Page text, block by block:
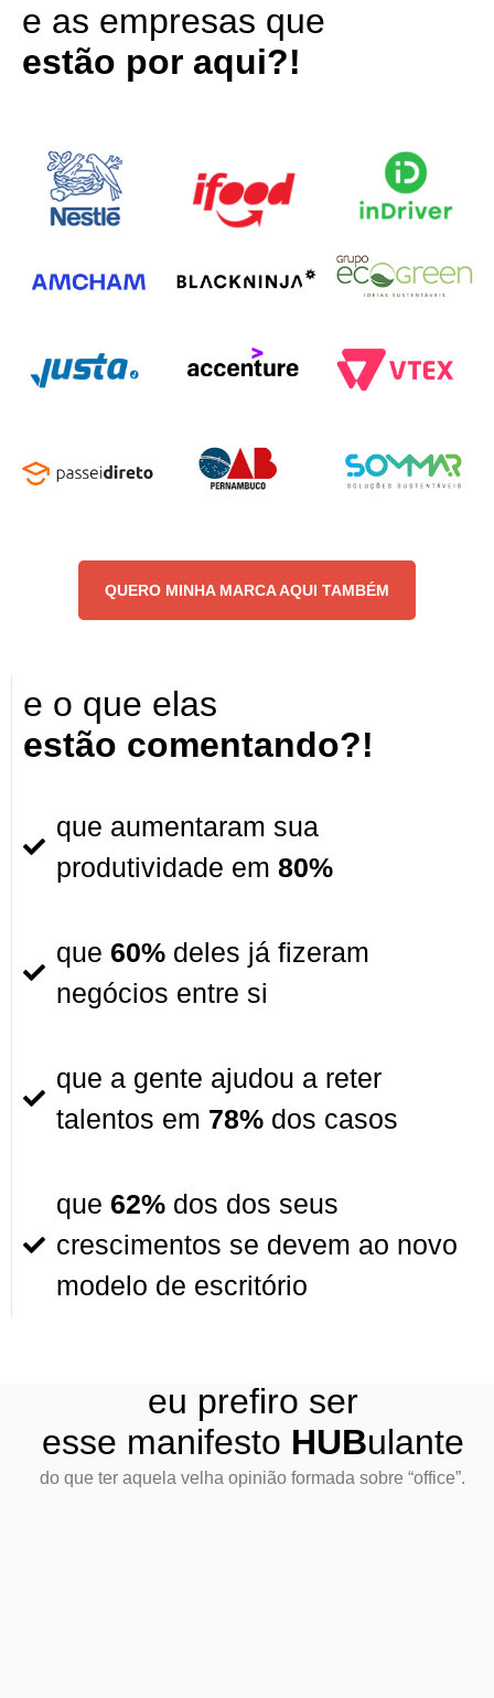
e as empresas que
estão por aqui?!
QUERO MINHA MARCA AQUI TAMBÉM
e o que elas
estão comentando?!
que aumentaram sua
produtividade em 80%
que 60% deles já fizeram
negócios entre si
que a gente ajudou a reter
talentos em 78% dos casos
que 62% dos dos seus
crescimentos se devem ao novo
modelo de escritório
eu prefiro ser
esse manifesto HUBulante
do que ter aquela velha opinião formada sobre “office”.